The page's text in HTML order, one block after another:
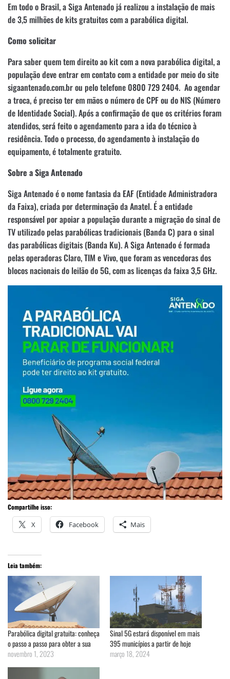
Em todo o Brasil, a Siga Antenado já realizou a instalação de mais
de 3,5 milhões de kits gratuitos com a parabólica digital.
Como solicitar
Para saber quem tem direito ao kit com a nova parabólica digital, a
população deve entrar em contato com a entidade por meio do site
sigaantenado.com.br ou pelo telefone 0800 729 2404. Ao agendar
a troca, é preciso ter em mãos o número de CPF ou do NIS (Número
de Identidade Social). Após a confirmação de que os critérios foram
atendidos, será feito o agendamento para a ida do técnico à
residência. Todo o processo, do agendamento à instalação do
equipamento, é totalmente gratuito.
Sobre a Siga Antenado
Siga Antenado é o nome fantasia da EAF (Entidade Administradora
da Faixa), criada por determinação da Anatel. É a entidade
responsável por apoiar a população durante a migração do sinal de
TV utilizado pelas parabólicas tradicionais (Banda C) para o sinal
das parabólicas digitais (Banda Ku). A Siga Antenado é formada
pelas operadoras Claro, TIM e Vivo, que foram as vencedoras dos
blocos nacionais do leilão do 5G, com as licenças da faixa 3,5 GHz.
Compartilhe isso:
X Facebook Mais
Leia também:
Parabólica digital gratuita: conheça
o passo a passo para obter a sua
novembro 1, 2023
Sinal 5G estará disponível em mais
395 municípios a partir de hoje
março 18, 2024